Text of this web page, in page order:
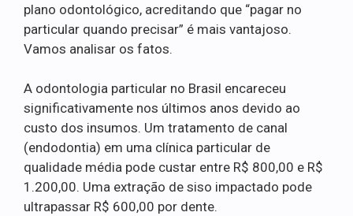
plano odontológico, acreditando que “pagar no
particular quando precisar” é mais vantajoso.
Vamos analisar os fatos.
A odontologia particular no Brasil encareceu
significativamente nos últimos anos devido ao
custo dos insumos. Um tratamento de canal
(endodontia) em uma clínica particular de
qualidade média pode custar entre R$ 800,00 e R$
1.200,00. Uma extração de siso impactado pode
ultrapassar R$ 600,00 por dente.